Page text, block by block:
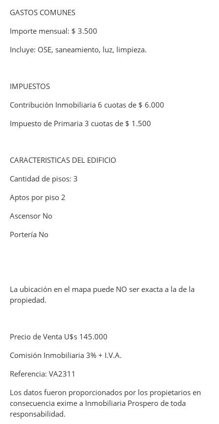
GASTOS COMUNES
Importe mensual: $ 3.500
Incluye: OSE, saneamiento, luz, limpieza.
IMPUESTOS
Contribución Inmobiliaria 6 cuotas de $ 6.000
Impuesto de Primaria 3 cuotas de $ 1.500
CARACTERISTICAS DEL EDIFICIO
Cantidad de pisos: 3
Aptos por piso 2
Ascensor No
Portería No
La ubicación en el mapa puede NO ser exacta a la de la
propiedad.
Precio de Venta U$s 145.000
Comisión Inmobiliaria 3% + I.V.A.
Referencia: VA2311
Los datos fueron proporcionados por los propietarios en
consecuencia exime a Inmobiliaria Prospero de toda
responsabilidad.